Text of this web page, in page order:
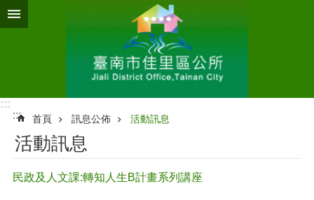
跳到主要內容區塊
:::
:::
首頁 訊息公佈 活動訊息
活動訊息
民政及人文課:轉知人生B計畫系列講座